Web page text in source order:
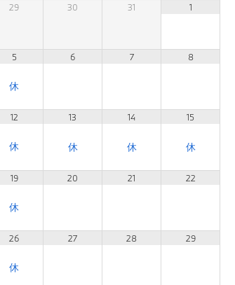
29 30 31 1
5 6 7 8
12 13 14 15
19 20 21 22
26 27 28 29